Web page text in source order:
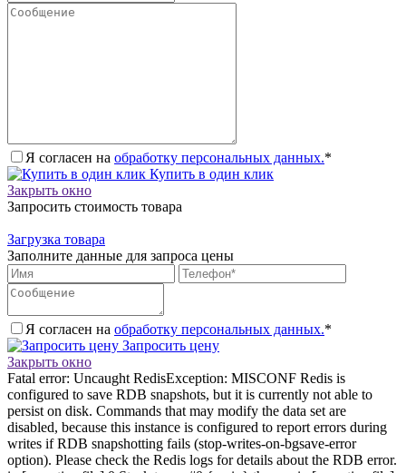
Я согласен на обработку персональных данных.*
Купить в один клик
Закрыть окно
Запросить стоимость товара
Загрузка товара
Заполните данные для запроса цены
Я согласен на обработку персональных данных.*
Запросить цену
Закрыть окно
Fatal error: Uncaught RedisException: MISCONF Redis is
configured to save RDB snapshots, but it is currently not able to
persist on disk. Commands that may modify the data set are
disabled, because this instance is configured to report errors during
writes if RDB snapshotting fails (stop-writes-on-bgsave-error
option). Please check the Redis logs for details about the RDB error.